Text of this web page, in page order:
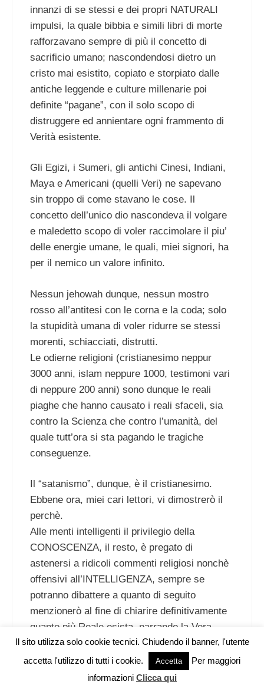
innanzi di se stessi e dei propri NATURALI
impulsi, la quale bibbia e simili libri di morte
rafforzavano sempre di più il concetto di
sacrificio umano; nascondendosi dietro un
cristo mai esistito, copiato e storpiato dalle
antiche leggende e culture millenarie poi
definite “pagane”, con il solo scopo di
distruggere ed annientare ogni frammento di
Verità esistente.
Gli Egizi, i Sumeri, gli antichi Cinesi, Indiani,
Maya e Americani (quelli Veri) ne sapevano
sin troppo di come stavano le cose. Il
concetto dell’unico dio nascondeva il volgare
e maledetto scopo di voler raccimolare il piu’
delle energie umane, le quali, miei signori, ha
per il nemico un valore infinito.
Nessun jehowah dunque, nessun mostro
rosso all’antitesi con le corna e la coda; solo
la stupidità umana di voler ridurre se stessi
morenti, schiacciati, distrutti.
Le odierne religioni (cristianesimo neppur
3000 anni, islam neppure 1000, testimoni vari
di neppure 200 anni) sono dunque le reali
piaghe che hanno causato i reali sfaceli, sia
contro la Scienza che contro l’umanità, del
quale tutt’ora si sta pagando le tragiche
conseguenze.
Il “satanismo”, dunque, è il cristianesimo.
Ebbene ora, miei cari lettori, vi dimostrerò il
perchè.
Alle menti intelligenti il privilegio della
CONOSCENZA, il resto, è pregato di
astenersi a ridicoli commenti religiosi nonchè
offensivi all’INTELLIGENZA, sempre se
potranno dibattere a quanto di seguito
menzionerò al fine di chiarire definitivamente
quanto più Reale esista, narrando la Vera
storia che pochi ad oggi conoscono.
L’ENKISMO, da voi definito “satanismo” NON
Il sito utilizza solo cookie tecnici. Chiudendo il banner, l'utente
accetta l'utilizzo di tutti i cookie.
Accetta
Per maggiori
informazioni Clicca qui
Vuoi pubblicare sul nostro network?